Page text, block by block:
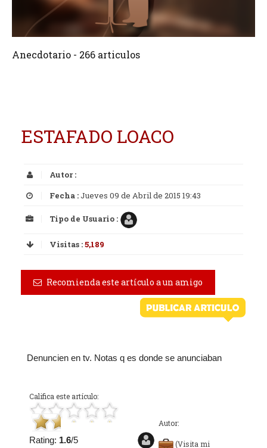
Crear 266 Articulos
Anecdotario - 266 articulos
ESTAFADO LOACO
Autor :
Fecha :Jueves 09 de Abril de 2015 19:43
Tipo de Usuario :
Visitas :5,189
Recomienda este artículo a un amigo
Denuncien en tv. Notas q es donde se anunciaban
Califica este artículo:
Rating: 1.6/5
Autor:
(Visita mi